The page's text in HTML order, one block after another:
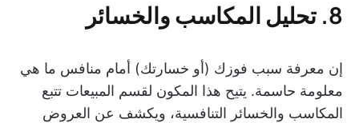
8. تحليل المكاسب والخسائر
إن معرفة سبب فوزك (أو خسارتك) أمام منافس ما هي
معلومة حاسمة. يتيح هذا المكون لقسم المبيعات تتبع
المكاسب والخسائر التنافسية، ويكشف عن العروض